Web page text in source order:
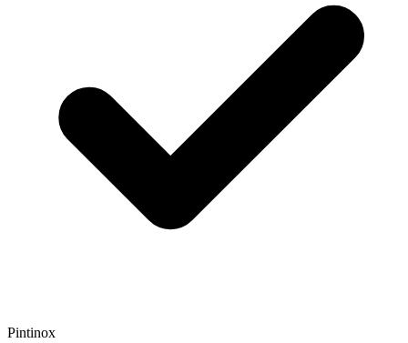
Pintinox